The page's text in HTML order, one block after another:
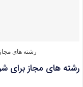
رشته های
رشته های مجاز برای